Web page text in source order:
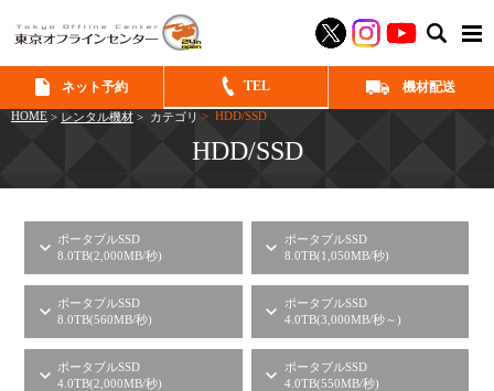
ネット予約 TEL 機材配送
HOME > レンタル機材 > カテゴリ > HDD/SSD
HDD/SSD
ポータブルSSD
8.0TB(2,000MB/秒)
ポータブルSSD
8.0TB(1,050MB/秒)
ポータブルSSD
8.0TB(560MB/秒)
ポータブルSSD
4.0TB(3,000MB/秒～)
ポータブルSSD
4.0TB(2,000MB/秒)
ポータブルSSD
4.0TB(550MB/秒)